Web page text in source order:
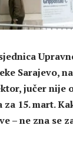
Sarajevo,
jučer nije
15. mart.
– ne zna se